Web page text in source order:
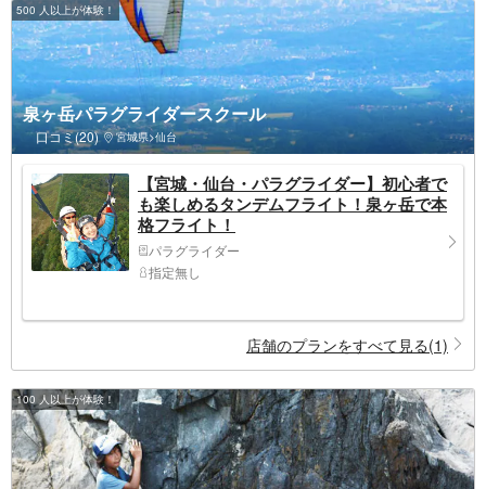
500 人以上が体験！
泉ヶ岳パラグライダースクール
口コミ(20) 宮城県>仙台
【宮城・仙台・パラグライダー】初心者で
も楽しめるタンデムフライト！泉ヶ岳で本
格フライト！
パラグライダー
指定無し
店舗のプランをすべて見る(1)
100 人以上が体験！